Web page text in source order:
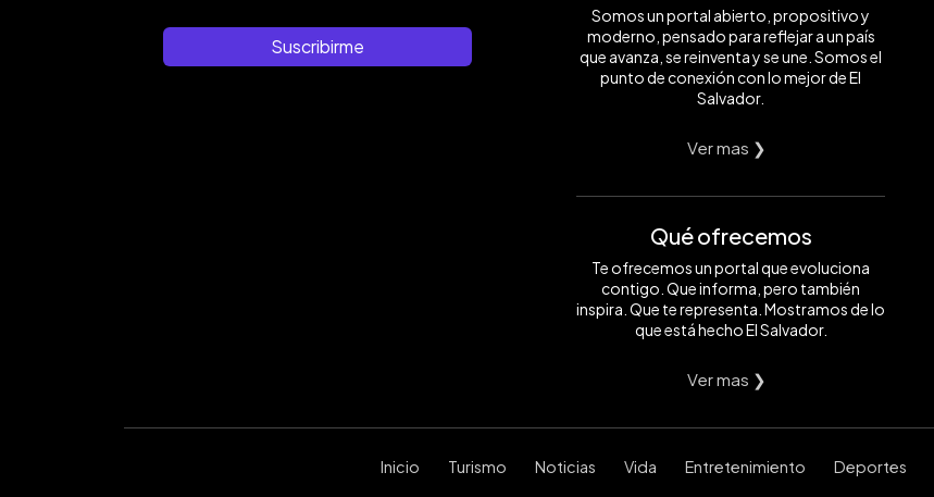
Suscribirme
Somos un portal abierto, propositivo y
moderno, pensado para reflejar a un país
que avanza, se reinventa y se une. Somos el
punto de conexión con lo mejor de El
Salvador.
Ver mas ❯
Qué ofrecemos
Te ofrecemos un portal que evoluciona
contigo. Que informa, pero también
inspira. Que te representa. Mostramos de lo
que está hecho El Salvador.
Ver mas ❯
Inicio Turismo Noticias Vida Entretenimiento Deportes